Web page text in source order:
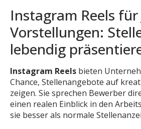
Instagram Reels für
Vorstellungen:
lebendig
Instagram Reels bieten
Chance, Stellenangebote auf
zeigen. Sie sprechen Bewerber
einen realen Einblick in den
sie besser als normale